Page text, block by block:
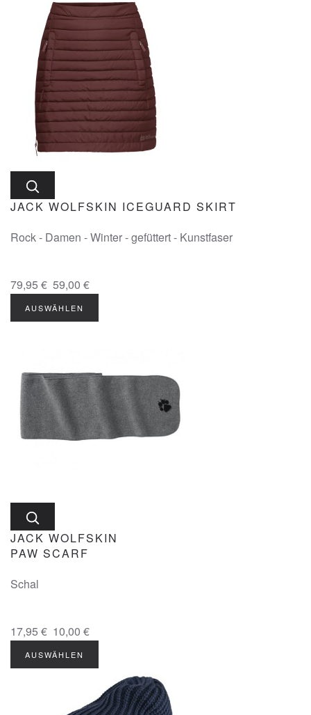
JACK WOLFSKIN ICEGUARD SKIRT
Rock - Damen - Winter - gefüttert - Kunstfaser
79,95 € 59,00 €
AUSWÄHLEN
JACK WOLFSKIN
PAW SCARF
Schal
17,95 € 10,00 €
AUSWÄHLEN